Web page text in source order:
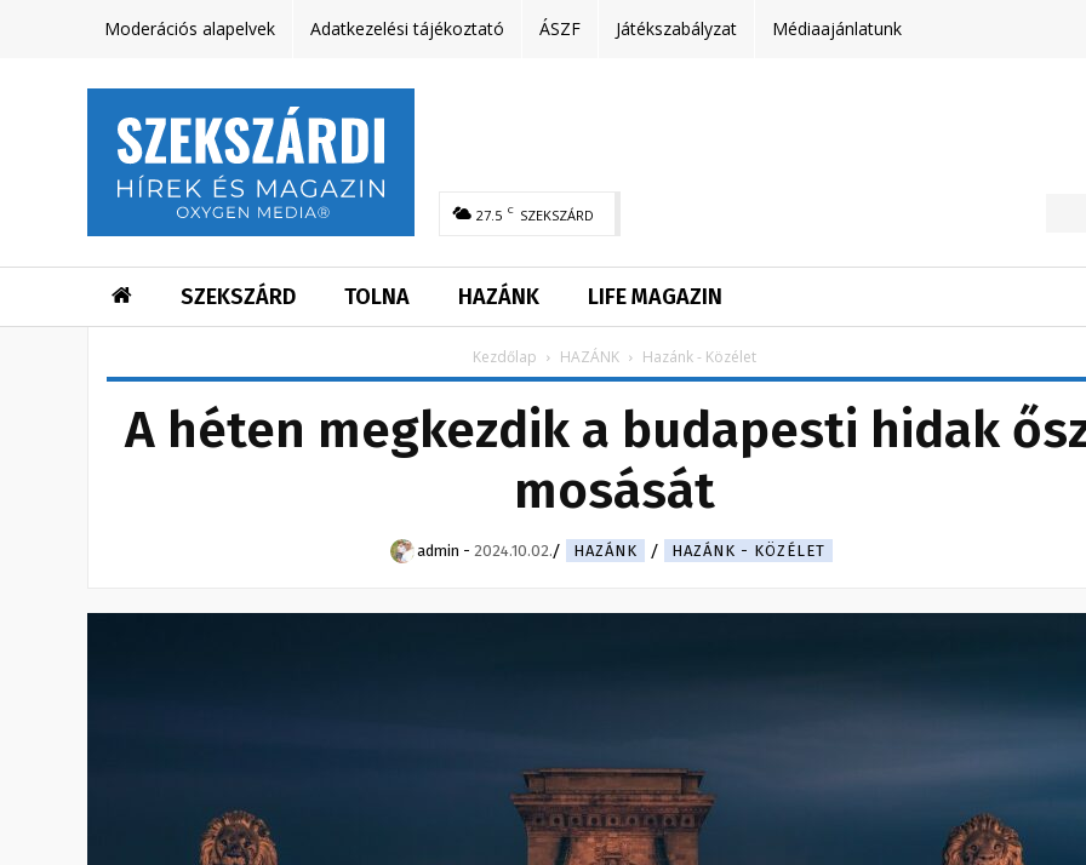
Moderációs alapelvek Adatkezelési tájékoztató ÁSZF Játékszabályzat Médiaajánlatunk
27.5 C SZEKSZÁRD
SZEKSZÁRD TOLNA HAZÁNK LIFE MAGAZIN
Kezdőlap HAZÁNK Hazánk - Közélet
A héten megkezdik a budapesti hidak
mosását
admin - 2024.10.02. HAZÁNK HAZÁNK - KÖZÉLET